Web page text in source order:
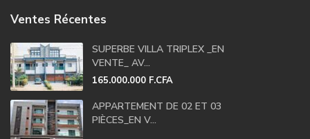
Ventes Récentes
SUPERBE VILLA TRIPLEX _EN
VENTE_ AV...
165.000.000 F.CFA
APPARTEMENT DE 02 ET 03
PIÈCES_EN V...